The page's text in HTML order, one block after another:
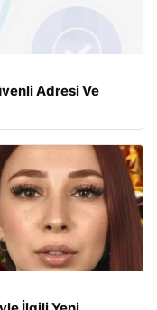
Adresi Ve